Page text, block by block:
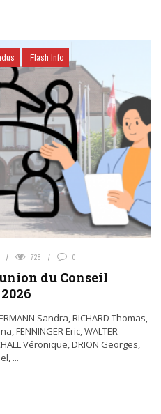
Flash Info
728 0
du Conseil
Sandra, RICHARD Thomas,
FENNINGER Eric, WALTER
Véronique, DRION Georges,
...